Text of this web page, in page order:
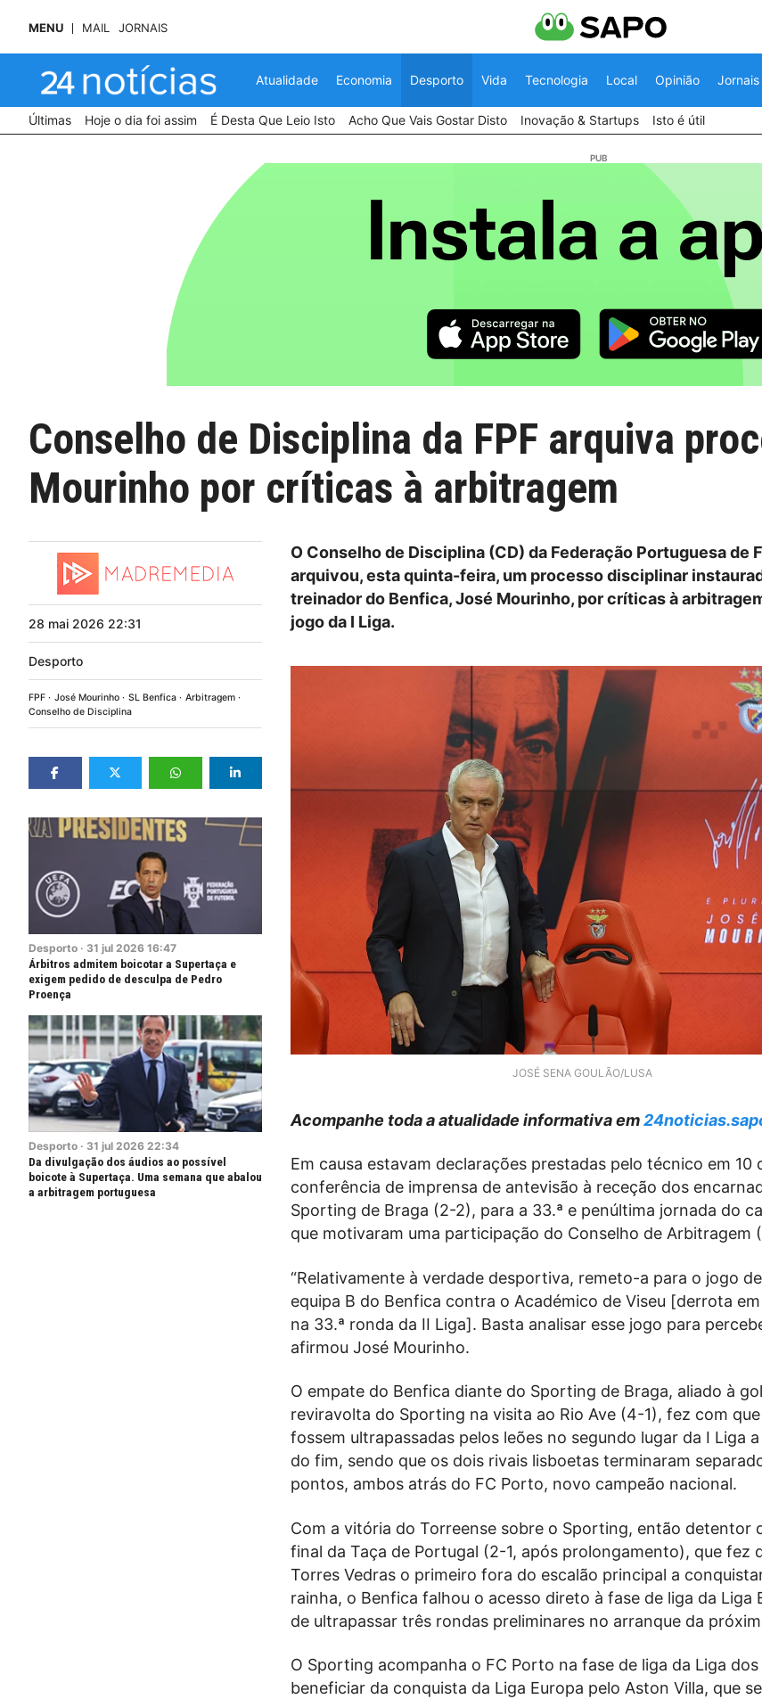
MENU MAIL JORNAIS
Atualidade Economia Desporto Vida Tecnologia Local Opinião Jornais
Últimas Hoje o dia foi assim É Desta Que Leio Isto Acho Que Vais Gostar Disto Inovação & Startups Isto é útil
Conselho de Disciplina da FPF arquiva
Mourinho por críticas à arbitragem
28 mai 2026 22:31
Desporto
FPF José Mourinho SL Benfica
Arbitragem
Conselho de Disciplina
Desporto · 31 jul 2026 16:47
Árbitros admitem boicotar a Supertaça e
exigem pedido de desculpa de Pedro
Proença
Desporto · 31 jul 2026 22:34
Da divulgação dos áudios ao possível
boicote à Supertaça. Uma semana que abalou
a arbitragem portuguesa
O Conselho de Disciplina (CD) da Federação Portuguesa de
arquivou, esta quinta-feira, um processo disciplinar
treinador do Benfica, José Mourinho, por críticas à
jogo da I Liga.
JOSÉ SENA GOULÃO/LUSA
Acompanhe toda a atualidade informativa em
Em causa estavam declarações prestadas pelo técnico em 10
conferência de imprensa de antevisão à receção dos
Sporting de Braga (2-2), para a 33.ª e penúltima jornada do
que motivaram uma participação do Conselho de Arbitragem
“Relativamente à verdade desportiva, remeto-a para o jogo
equipa B do Benfica contra o Académico de Viseu [derrota
na 33.ª ronda da II Liga]. Basta analisar esse jogo para
afirmou José Mourinho.
O empate do Benfica diante do Sporting de Braga, aliado à
reviravolta do Sporting na visita ao Rio Ave (4-1), fez com que
fossem ultrapassadas pelos leões no segundo lugar da I Liga
do fim, sendo que os dois rivais lisboetas terminaram
pontos, ambos atrás do FC Porto, novo campeão nacional.
Com a vitória do Torreense sobre o Sporting, então detentor
final da Taça de Portugal (2-1, após prolongamento), que fez
Torres Vedras o primeiro fora do escalão principal a
rainha, o Benfica falhou o acesso direto à fase de liga da Liga
de ultrapassar três rondas preliminares no arranque da
O Sporting acompanha o FC Porto na fase de liga da Liga dos
beneficiar da conquista da Liga Europa pelo Aston Villa, que